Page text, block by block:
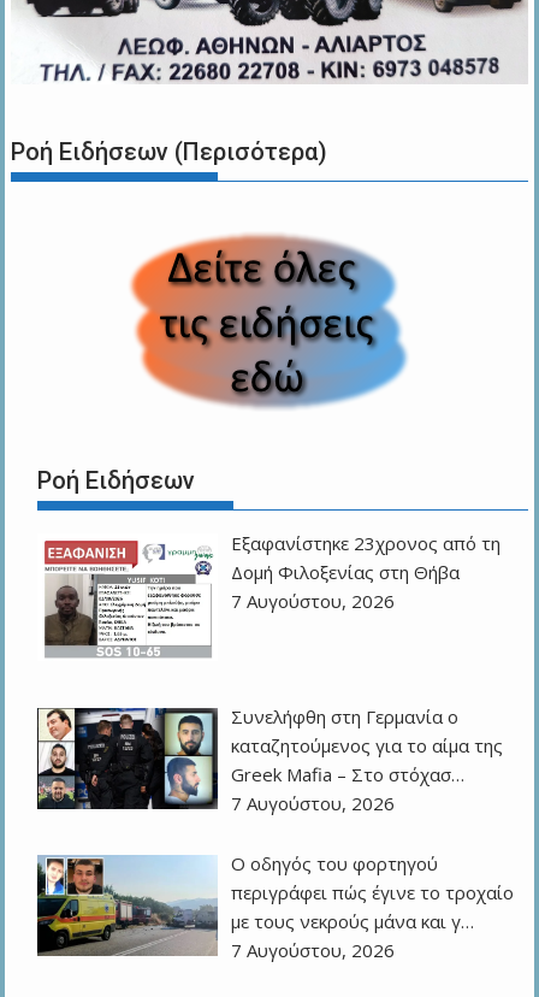
Ροή Ειδήσεων (Περισότερα)
Ροή Ειδήσεων
Εξαφανίστηκε 23χρονος από τη
Δομή Φιλοξενίας στη Θήβα
7 Αυγούστου, 2026
Συνελήφθη στη Γερμανία ο
καταζητούμενος για το αίμα της
Greek Mafia – Στο στόχασ…
7 Αυγούστου, 2026
Ο οδηγός του φορτηγού
περιγράφει πώς έγινε το τροχαίο
με τους νεκρούς μάνα και γ…
7 Αυγούστου, 2026